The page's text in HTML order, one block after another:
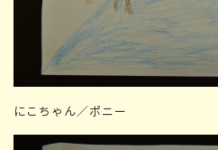
にこちゃん／ポニー